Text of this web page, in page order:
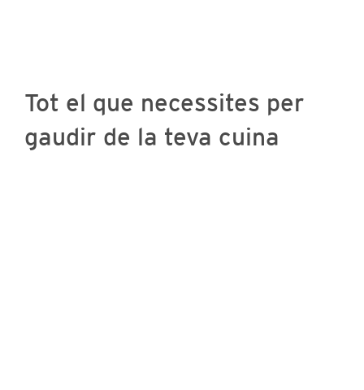
Tot el que necessites per
gaudir de la teva cuina